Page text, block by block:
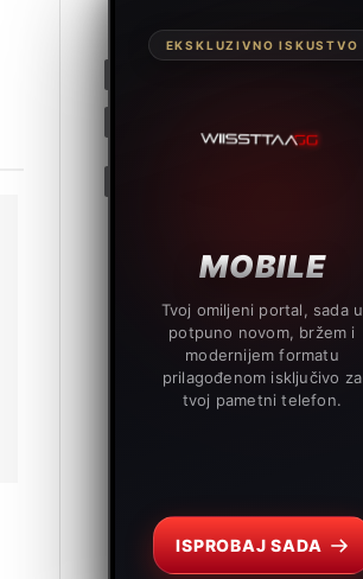
EKSKLUZIVNO ISKUSTVO
MOBILE
Tvoj omiljeni portal, sada u
potpuno novom, bržem i
modernijem formatu
prilagođenom isključivo za
tvoj pametni telefon.
ISPROBAJ SADA